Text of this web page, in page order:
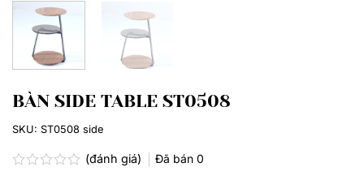
BÀN SIDE TABLE ST0508
(đánh giá) Đã bán 0
SKU: ST0508 side